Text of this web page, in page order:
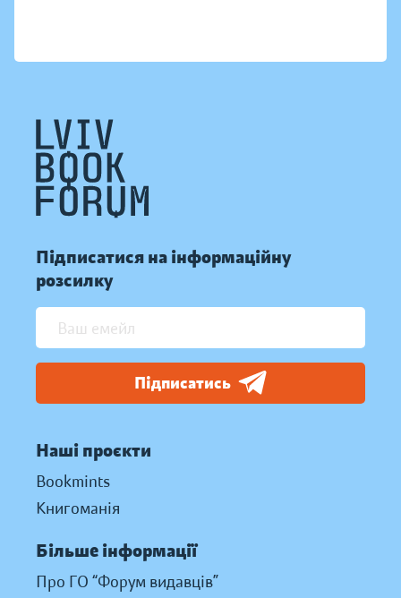
Підписатися на інформаційну
розсилку
Підписатись
Наші проєкти
Bookmints
Книгоманія
Більше інформації
Про ГО “Форум видавців”